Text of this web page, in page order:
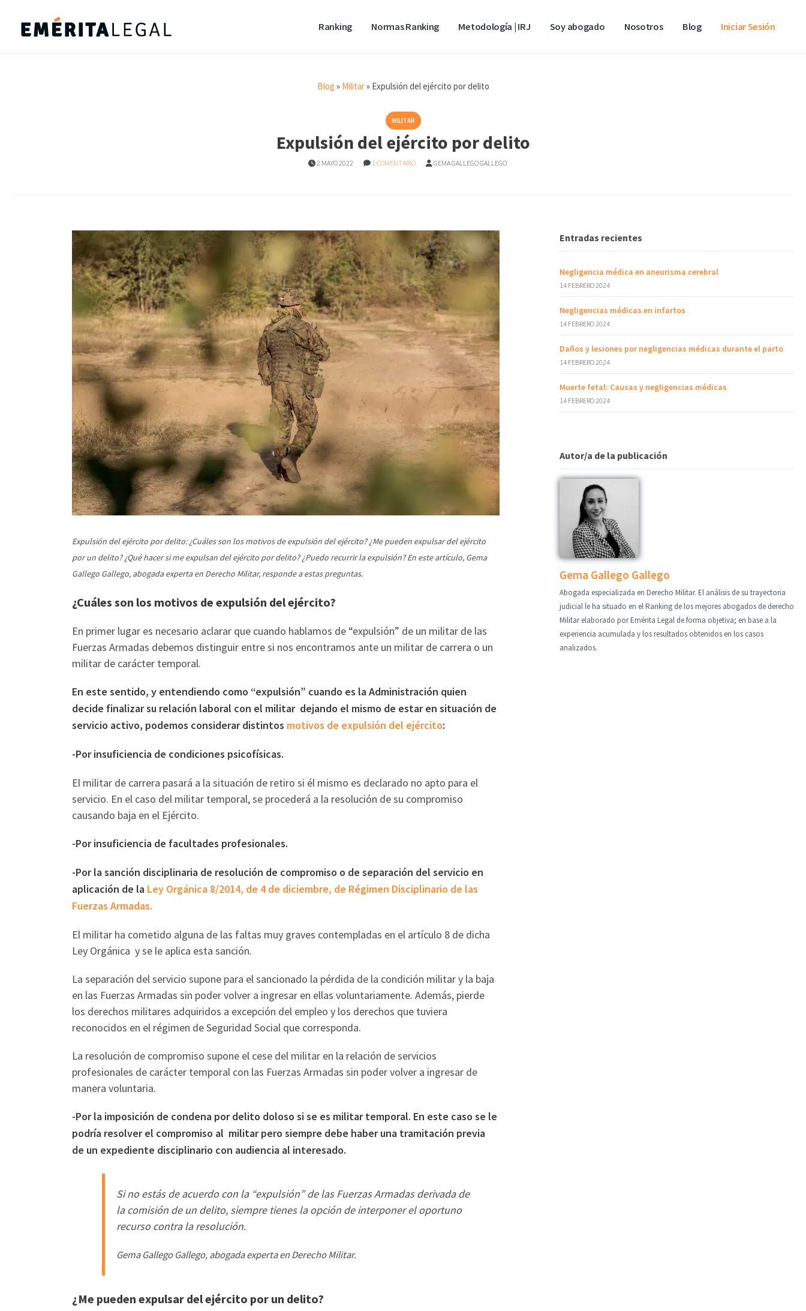
Ranking Normas Ranking Metodología | IRJ Soy abogado Nosotros Blog Iniciar Sesión
Blog » Militar» Expulsión del ejército por delito
MILITAR
Expulsión del ejército por delito
2 MAYO 2022 1 COMENTARIO GEMA GALLEGO GALLEGO
Expulsión del ejército por delito: ¿Cuáles son los motivos de expulsión del ejército? ¿Me pueden expulsar del ejército
por un delito? ¿Qué hacer si me expulsan del ejército por delito? ¿Puedo recurrir la expulsión? En este artículo, Gema
Gallego Gallego, abogada experta en Derecho Militar, responde a estas preguntas.
¿Cuáles son los motivos de expulsión del ejército?
En primer lugar es necesario aclarar que cuando hablamos de “expulsión” de un militar de las
Fuerzas Armadas debemos distinguir entre si nos encontramos ante un militar de carrera o un
militar de carácter temporal.
En este sentido, y entendiendo como “expulsión” cuando es la Administración quien
decide finalizar su relación laboral con el militar dejando el mismo de estar en situación de
servicio activo, podemos considerar distintos motivos de expulsión del ejército:
-Por insuficiencia de condiciones psicofísicas.
El militar de carrera pasará a la situación de retiro si él mismo es declarado no apto para el
servicio. En el caso del militar temporal, se procederá a la resolución de su compromiso
causando baja en el Ejército.
-Por insuficiencia de facultades profesionales.
-Por la sanción disciplinaria de resolución de compromiso o de separación del servicio en
aplicación de la Ley Orgánica 8/2014, de 4 de diciembre, de Régimen Disciplinario de las
Fuerzas Armadas.
El militar ha cometido alguna de las faltas muy graves contempladas en el artículo 8 de dicha
Ley Orgánica y se le aplica esta sanción.
La separación del servicio supone para el sancionado la pérdida de la condición militar y la baja
en las Fuerzas Armadas sin poder volver a ingresar en ellas voluntariamente. Además, pierde
los derechos militares adquiridos a excepción del empleo y los derechos que tuviera
reconocidos en el régimen de Seguridad Social que corresponda.
La resolución de compromiso supone el cese del militar en la relación de servicios
profesionales de carácter temporal con las Fuerzas Armadas sin poder volver a ingresar de
manera voluntaria.
-Por la imposición de condena por delito doloso si se es militar temporal. En este caso se le
podría resolver el compromiso al militar pero siempre debe haber una tramitación previa
de un expediente disciplinario con audiencia al interesado.
Si no estás de acuerdo con la “expulsión” de las Fuerzas Armadas derivada de
la comisión de un delito, siempre tienes la opción de interponer el oportuno
recurso contra la resolución.
Gema Gallego Gallego, abogada experta en Derecho Militar.
¿Me pueden expulsar del ejército por un delito?
Entradas recientes
Negligencia médica en aneurisma cerebral
14 FEBRERO 2024
Negligencias médicas en infartos
14 FEBRERO 2024
Daños y lesiones por negligencias médicas durante el parto
14 FEBRERO 2024
Muerte fetal: Causas y negligencias médicas
14 FEBRERO 2024
Autor/a de la publicación
Gema Gallego Gallego
Abogada especializada en Derecho Militar. El análisis de su trayectoria
judicial le ha situado en el Ranking de los mejores abogados de derecho
Militar elaborado por Emérita Legal de forma objetiva; en base a la
experiencia acumulada y los resultados obtenidos en los casos
analizados.